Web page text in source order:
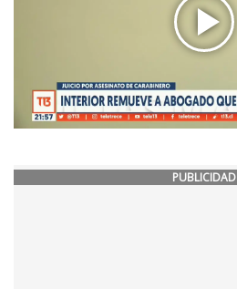
PUBLICIDAD